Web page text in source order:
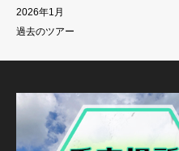
2026年1月
過去のツアー